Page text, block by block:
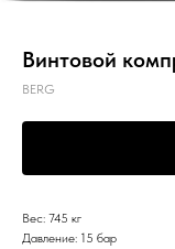
Винтовой
BERG
Вес: 745 кг
Давление: 15 бар